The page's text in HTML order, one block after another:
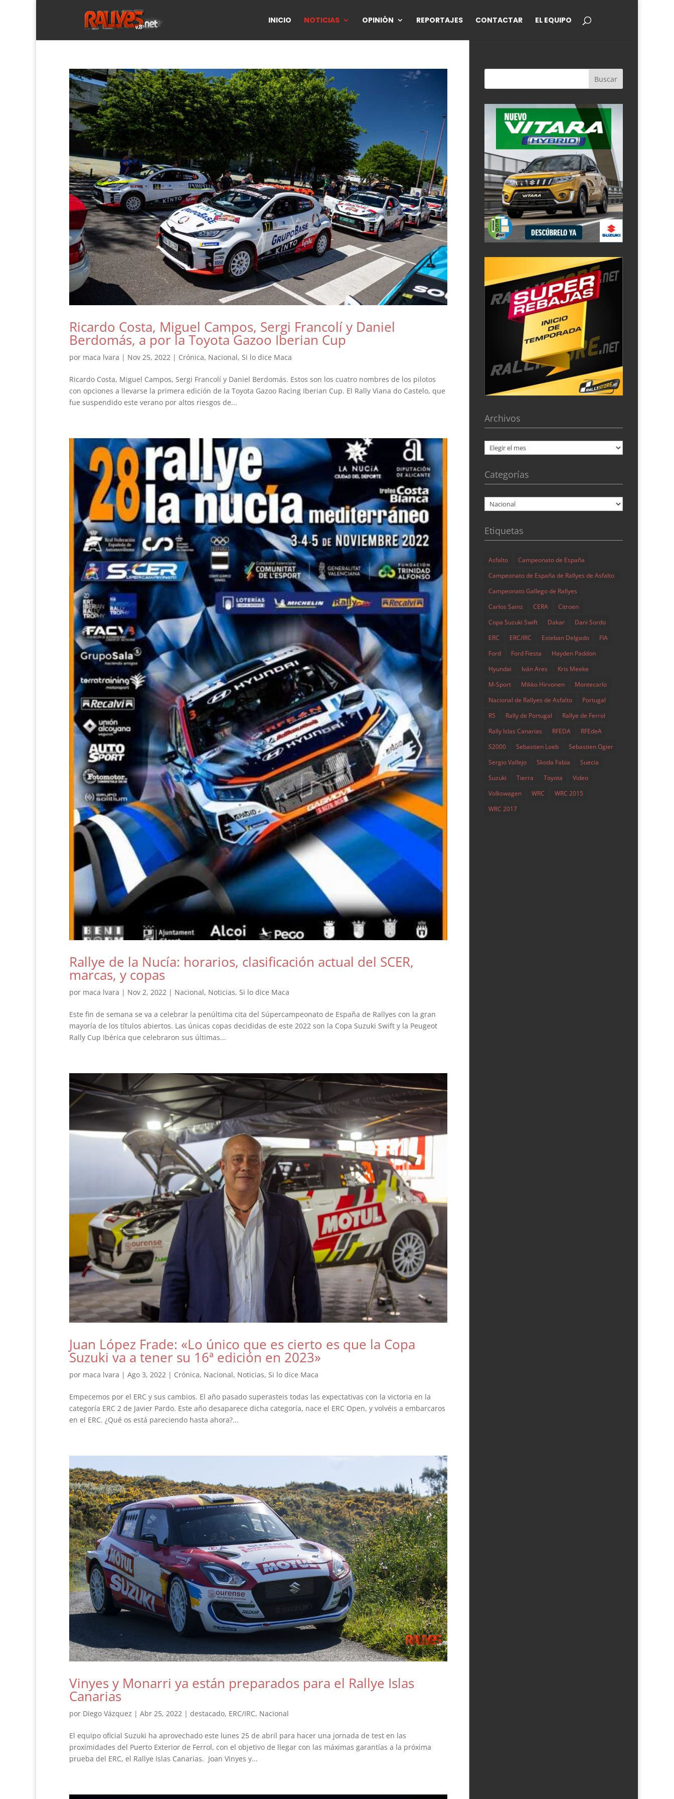
INICIO NOTICIAS OPINIÓN REPORTAJES CONTACTAR EL EQUIPO
Ricardo Costa, Miguel Campos, Sergi Francolí y Daniel
Berdomás, a por la Toyota Gazoo Iberian Cup
por maca lvara | Nov 25, 2022 | Crónica, Nacional, Si lo dice Maca
Ricardo Costa, Miguel Campos, Sergi Francolí y Daniel Berdomás. Estos son los cuatro nombres de los pilotos
con opciones a llevarse la primera edición de la Toyota Gazoo Racing Iberian Cup. El Rally Viana do Castelo, que
fue suspendido este verano por altos riesgos de...
Rallye de la Nucía: horarios, clasificación actual del SCER,
marcas, y copas
por maca lvara | Nov 2, 2022 | Nacional, Noticias, Si lo dice Maca
Este fin de semana se va a celebrar la penúltima cita del Súpercampeonato de España de Rallyes con la gran
mayoría de los títulos abiertos. Las únicas copas decididas de este 2022 son la Copa Suzuki Swift y la Peugeot
Rally Cup Ibérica que celebraron sus últimas...
Juan López Frade: «Lo único que es cierto es que la Copa
Suzuki va a tener su 16ª edición en 2023»
por maca lvara | Ago 3, 2022 | Crónica, Nacional, Noticias, Si lo dice Maca
Empecemos por el ERC y sus cambios. El año pasado superasteis todas las expectativas con la victoria en la
categoría ERC 2 de Javier Pardo. Este año desaparece dicha categoría, nace el ERC Open, y volvéis a embarcaros
en el ERC. ¿Qué os está pareciendo hasta ahora?...
Vinyes y Monarri ya están preparados para el Rallye Islas
Canarias
por Diego Vázquez | Abr 25, 2022 | destacado, ERC/IRC, Nacional
El equipo oficial Suzuki ha aprovechado este lunes 25 de abril para hacer una jornada de test en las
proximidades del Puerto Exterior de Ferrol, con el objetivo de llegar con las máximas garantías a la próxima
prueba del ERC, el Rallye Islas Canarias. Joan Vinyes y...
Archivos
Archivos
Categorías
Categorías
Etiquetas
Asfalto
Campeonato de España
Campeonato de España de Rallyes de Asfalto
Campeonato Gallego de Rallyes
Carlos Sainz
CERA
Citroen
Copa Suzuki Swift
Dakar
Dani Sordo
ERC
ERC/IRC Esteban Delgado
FIA
Ford
Ford Fiesta
Hayden Paddon
Hyundai
Iván Ares
Kris Meeke
M-Sport
Mikko Hirvonen
Montecarlo
Nacional de Rallyes de Asfalto
Portugal
R5
Rally de Portugal
Rallye de Ferrol
Rally Islas Canarias
RFEDA
RFEdeA
S2000
Sebastien Loeb
Sebastien Ogier
Sergio Vallejo
Skoda Fabia
Suecia
Suzuki
Tierra Toyota
Video
Volkswagen
WRC
WRC 2015
WRC 2017